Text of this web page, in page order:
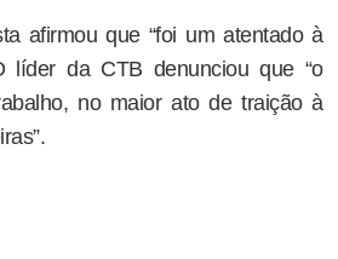
afirmou que “foi um atentado à
líder da CTB denunciou que “o
no maior ato de traição à